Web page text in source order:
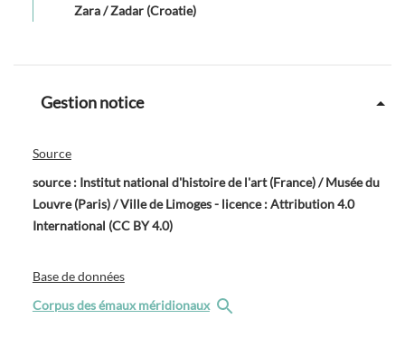
Zara / Zadar (Croatie)
Gestion notice
Source
source : Institut national d'histoire de l'art (France) / Musée du
Louvre (Paris) / Ville de Limoges - licence : Attribution 4.0
International (CC BY 4.0)
Base de données
Corpus des émaux méridionaux